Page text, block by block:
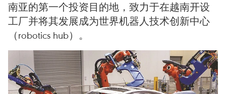
南亚的第一个投资目的地，致力于在越南开设
工厂并将其发展成为世界机器人技术创新中心
（robotics hub）。